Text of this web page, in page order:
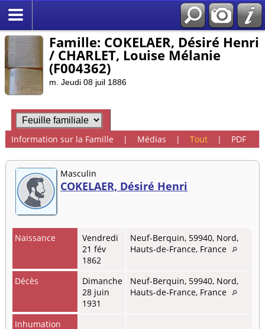
Famille: COKELAER, Désiré Henri
/ CHARLET, Louise Mélanie
(F004362)
m. Jeudi 08 juil 1886
Information sur la Famille | Médias | Tout| PDF
Masculin
COKELAER, Désiré Henri
Naissance
Vendredi
21 fév
1862
Neuf-Berquin, 59940, Nord,
Hauts-de-France, France
Décès
Dimanche
28 juin
1931
Neuf-Berquin, 59940, Nord,
Hauts-de-France, France
Inhumation